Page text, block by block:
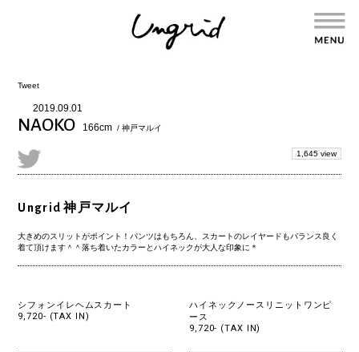
Tweet
2019.09.01
NAOKO 166cm / 神戸マルイ
1,645 view
Ungrid 神戸マルイ
大きめのスリットがポイント！パンツはもちろん、スカートのレイヤードもバランス良く
着て頂けます＾＾落ち着いたカラーとハイネックが大人な印象に＊
シフォンイレヘムスカート
9,720- (TAX IN)
ハイネックノースリニットワンピ
ース
9,720- (TAX IN)